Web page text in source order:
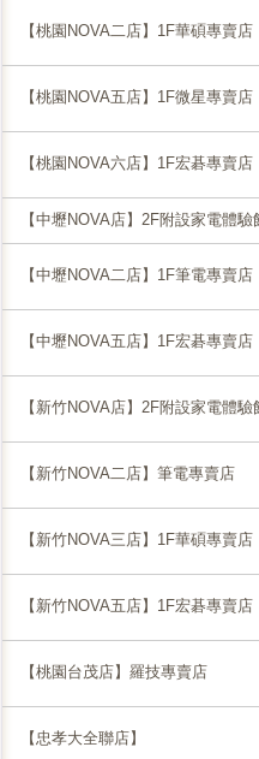
【桃園NOVA二店】1F華碩專賣店
【桃園NOVA五店】1F微星專賣店
【桃園NOVA六店】1F宏碁專賣店
【中壢NOVA店】2F附設家電體驗
【中壢NOVA二店】1F筆電專賣店
【中壢NOVA五店】1F宏碁專賣店
【新竹NOVA店】2F附設家電體驗
【新竹NOVA二店】筆電專賣店
【新竹NOVA三店】1F華碩專賣店
【新竹NOVA五店】1F宏碁專賣店
【桃園台茂店】羅技專賣店
【忠孝大全聯店】